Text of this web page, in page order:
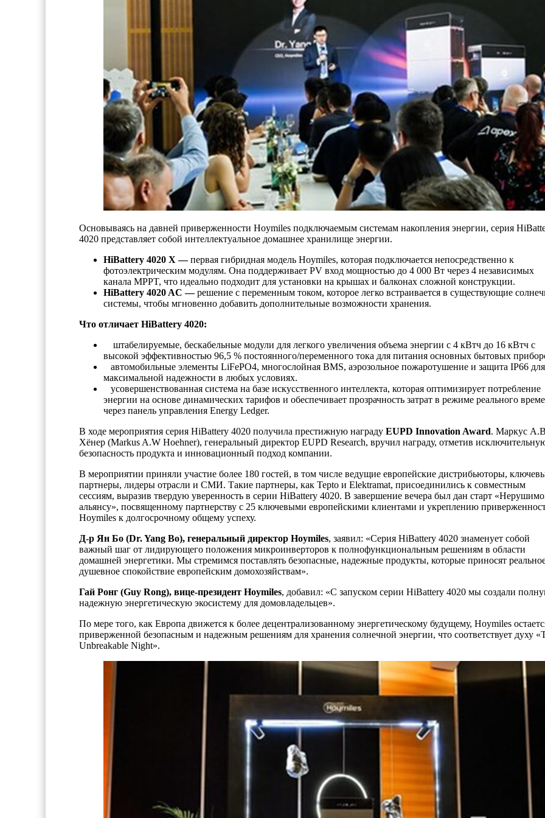
Основываясь на давней приверженности Hoymiles подключаемым системам накопления энергии, серия
4020 представляет собой интеллектуальное домашнее хранилище энергии.
HiBattery 4020 X —первая гибридная модель Hoymiles, которая подключается непосредственно к
фотоэлектрическим модулям. Она поддерживает PV вход мощностью до 4 000 Вт через 4 независимых
канала MPPT, что идеально подходит для установки на крышах и балконах сложной конструкции.
HiBattery 4020 AC —решение с переменным током, которое легко встраивается в существующие
системы, чтобы мгновенно добавить дополнительные возможности хранения.
Что отличает HiBattery 4020:
штабелируемые, бескабельные модули для легкого увеличения объема энергии с 4 кВтч до 16 кВтч с
высокой эффективностью 96,5 % постоянного/переменного тока для питания основных бытовых
автомобильные элементы LiFePO4, многослойная BMS, аэрозольное пожаротушение и защита IP66 для
максимальной надежности в любых условиях.
усовершенствованная система на базе искусственного интеллекта, которая оптимизирует потребление
энергии на основе динамических тарифов и обеспечивает прозрачность затрат в режиме реального
через панель управления Energy Ledger.
В ходе мероприятия серия HiBattery 4020 получила престижную награду EUPD Innovation Award. Маркус
Хёнер (Markus A.W Hoehner), генеральный директор EUPD Research, вручил награду, отметив
безопасность продукта и инновационный подход компании.
В мероприятии приняли участие более 180 гостей, в том числе ведущие европейские дистрибьюторы,
партнеры, лидеры отрасли и СМИ. Такие партнеры, как Tepto и Elektramat, присоединились к совместным
сессиям, выразив твердую уверенность в серии HiBattery 4020. В завершение вечера был дан старт
альянсу», посвященному партнерству с 25 ключевыми европейскими клиентами и укреплению
Hoymiles к долгосрочному общему успеху.
Д-р Ян Бо (Dr. Yang Bo), генеральный директор Hoymiles, заявил: «Серия HiBattery 4020 знаменует собой
важный шаг от лидирующего положения микроинверторов к полнофункциональным решениям в области
домашней энергетики. Мы стремимся поставлять безопасные, надежные продукты, которые приносят
душевное спокойствие европейским домохозяйствам».
Гай Ронг (Guy Rong), вице-президент Hoymiles, добавил: «С запуском серии HiBattery 4020 мы создали
надежную энергетическую экосистему для домовладельцев».
По мере того, как Европа движется к более децентрализованному энергетическому будущему, Hoymiles
приверженной безопасным и надежным решениям для хранения солнечной энергии, что соответствует духу
Unbreakable Night».